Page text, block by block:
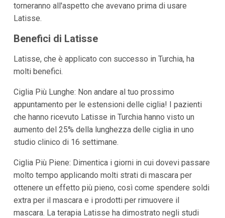
torneranno all'aspetto che avevano prima di usare
Latisse.
Benefici di Latisse
Latisse, che è applicato con successo in Turchia, ha
molti benefici.
Ciglia Più Lunghe: Non andare al tuo prossimo
appuntamento per le estensioni delle ciglia! I pazienti
che hanno ricevuto Latisse in Turchia hanno visto un
aumento del 25% della lunghezza delle ciglia in uno
studio clinico di 16 settimane.
Ciglia Più Piene: Dimentica i giorni in cui dovevi passare
molto tempo applicando molti strati di mascara per
ottenere un effetto più pieno, così come spendere soldi
extra per il mascara e i prodotti per rimuovere il
mascara. La terapia Latisse ha dimostrato negli studi